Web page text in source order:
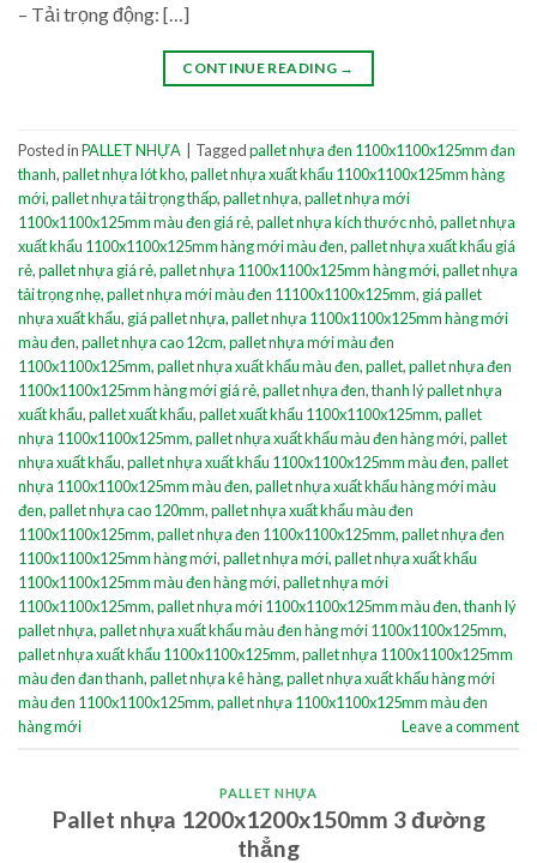
– Tải trọng động: […]
CONTINUE READING →
Posted inPALLET NHỰA Taggedpallet nhựa đen 1100x1100x125mm đan
thanh,pallet nhựa lót kho,pallet nhựa xuất khẩu 1100x1100x125mm hàng
mới,pallet nhựa tải trọng thấp,pallet nhựa,pallet nhựa mới
1100x1100x125mm màu đen giá rẻ,pallet nhựa kích thước nhỏ,pallet nhựa
xuất khẩu 1100x1100x125mm hàng mới màu đen,pallet nhựa xuất khẩu giá
rẻ,pallet nhựa giá rẻ,pallet nhựa 1100x1100x125mm hàng mới,pallet nhựa
tải trọng nhẹ,pallet nhựa mới màu đen 11100x1100x125mm, giá pallet
nhựa xuất khẩu, giá pallet nhựa,pallet nhựa 1100x1100x125mm hàng mới
màu đen,pallet nhựa cao 12cm,pallet nhựa mới màu đen
1100x1100x125mm,pallet nhựa xuất khẩu màu đen,pallet,pallet nhựa đen
1100x1100x125mm hàng mới giá rẻ,pallet nhựa đen,thanh lý pallet nhựa
xuất khẩu,pallet xuất khẩu,pallet xuất khẩu 1100x1100x125mm,pallet
nhựa 1100x1100x125mm,pallet nhựa xuất khẩu màu đen hàng mới,pallet
nhựa xuất khẩu,pallet nhựa xuất khẩu 1100x1100x125mm màu đen,pallet
nhựa 1100x1100x125mm màu đen,pallet nhựa xuất khẩu hàng mới màu
đen,pallet nhựa cao 120mm,pallet nhựa xuất khẩu màu đen
1100x1100x125mm,pallet nhựa đen 1100x1100x125mm,pallet nhựa đen
1100x1100x125mm hàng mới,pallet nhựa mới,pallet nhựa xuất khẩu
1100x1100x125mm màu đen hàng mới,pallet nhựa mới
1100x1100x125mm,pallet nhựa mới 1100x1100x125mm màu đen,thanh lý
pallet nhựa,pallet nhựa xuất khẩu màu đen hàng mới 1100x1100x125mm,
pallet nhựa xuất khẩu 1100x1100x125mm,pallet nhựa 1100x1100x125mm
màu đen đan thanh,pallet nhựa kê hàng,pallet nhựa xuất khẩu hàng mới
màu đen 1100x1100x125mm,pallet nhựa 1100x1100x125mm màu đen
hàng mới
Leave a comment
PALLET NHỰA
Pallet nhựa 1200x1200x150mm 3 đường
thẳng